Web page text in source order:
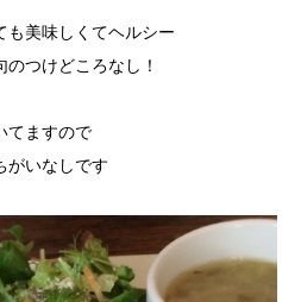
も美味しくてヘルシー
つけどころなし！
てますので
がいなしです